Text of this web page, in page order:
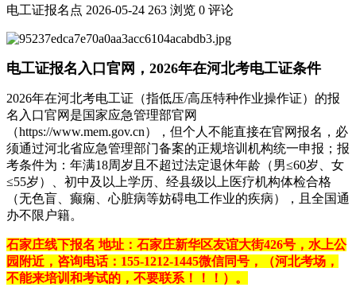
电工证报名点 2026-05-24 263 浏览 0 评论
电工证报名入口官网，2026年在河北考电工证条件
2026年在河北考电工证（指低压/高压特种作业操作证）的报
名入口官网是国家应急管理部官网
（https://www.mem.gov.cn），但个人不能直接在官网报名，必
须通过河北省应急管理部门备案的正规培训机构统一申报；报
考条件为：年满18周岁且不超过法定退休年龄（男≤60岁、女
≤55岁）、初中及以上学历、经县级以上医疗机构体检合格
（无色盲、癫痫、心脏病等妨碍电工作业的疾病），且全国通
办不限户籍。‌‌
石家庄线下报名 地址：石家庄新华区友谊大街426号，水上公
园附近，咨询电话：155-1212-1445微信同号，（河北考场，
不能来培训和考试的，不要联系！！！）。